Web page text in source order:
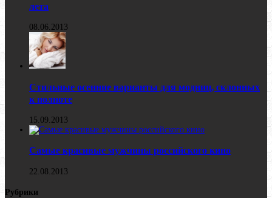
лета
08.06.2013
Стильные осенние варианты для модниц, склонных
к полноте
15.09.2013
Самые красивые мужчины российского кино
22.08.2013
Рубрики